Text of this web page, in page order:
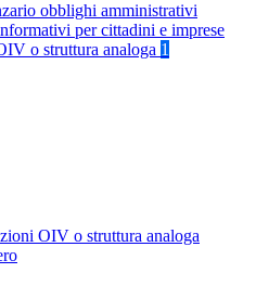
obblighi amministrativi
per cittadini e imprese
o struttura analoga 1
OIV o struttura analoga